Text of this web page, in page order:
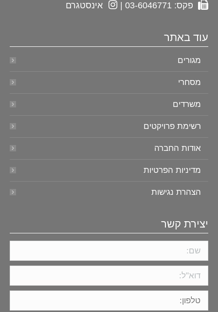
פקס: 03-6046771 |
אינסטגרם
עוד באתר
מגורים
מסחרי
משרדים
רשימת פרויקטים
אודות החברה
מדיניות הפרטיות
הצהרת נגישות
יצירת קשר